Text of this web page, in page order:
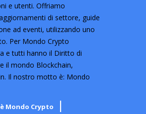
e utenti. Offriamo
di settore, guide
ad eventi, utilizzando uno
Per Mondo Crypto
e tutti hanno il Diritto di
il mondo Blockchain,
Il nostro motto è: Mondo
Mondo Crypto